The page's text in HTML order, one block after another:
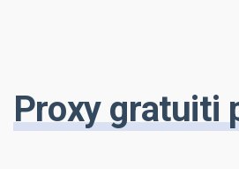
Proxy gratuiti